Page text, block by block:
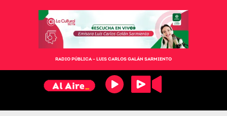
RADIO PÚBLICA – LUIS CARLOS GALÁN SARMIENTO